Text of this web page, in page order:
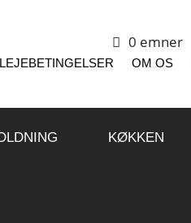
0 emner
LEJEBETINGELSER OM OS
KØKKEN